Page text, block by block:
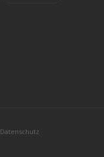
Datenschutz